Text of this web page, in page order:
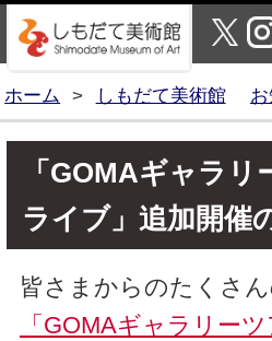
X
ホーム > しもだて美術館
「GOMAギャラ
ライブ」追加開催
皆さまからのたくさん
「GOMAギャラリー